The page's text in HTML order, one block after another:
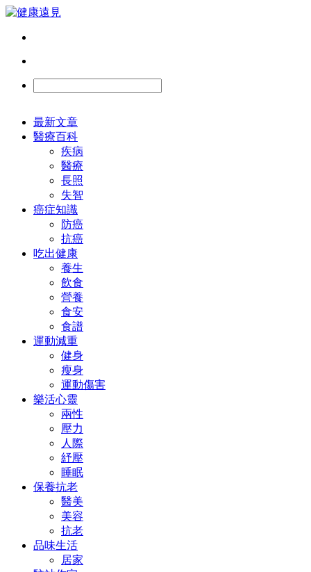
最新文章
醫療百科
疾病
醫療
長照
失智
癌症知識
防癌
抗癌
吃出健康
養生
飲食
營養
食安
食譜
運動減重
健身
瘦身
運動傷害
樂活心靈
兩性
壓力
人際
紓壓
睡眠
保養抗老
醫美
美容
抗老
品味生活
居家